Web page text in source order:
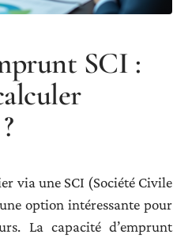
SCI :
via une SCI (Société Civile
option intéressante pour
La capacité d’emprunt